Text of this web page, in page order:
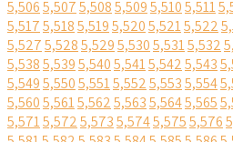
5,5065,5075,5085,5095,5105,511
5,5175,5185,5195,5205,5215,522
5,5275,5285,5295,5305,5315,532
5,5385,5395,5405,5415,5425,543
5,5495,5505,5515,5525,5535,554
5,5605,5615,5625,5635,5645,565
5,5715,5725,5735,5745,5755,576